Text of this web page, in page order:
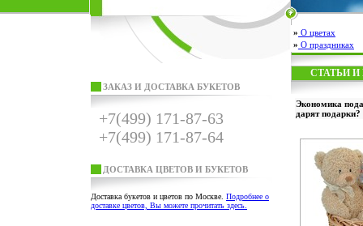
» О цветах
» О праздниках
ЗАКАЗ И ДОСТАВКА БУКЕТОВ
+7(499) 171-87-63
+7(499) 171-87-64
ДОСТАВКА ЦВЕТОВ И БУКЕТОВ
Доставка букетов и цветов по Москве. Подробнее о
доставке цветов, Вы можете прочитать здесь.
СТАТЬИ
Экономика
дарят